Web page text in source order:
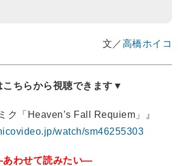
文／高橋ホイコ
ちらから視聴できます▼
ク「Heaven’s Fall Requiem」』
watch/sm46255303
わせて読みたい―